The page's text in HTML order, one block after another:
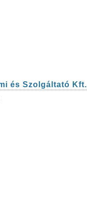
és Szolgáltató Kft.